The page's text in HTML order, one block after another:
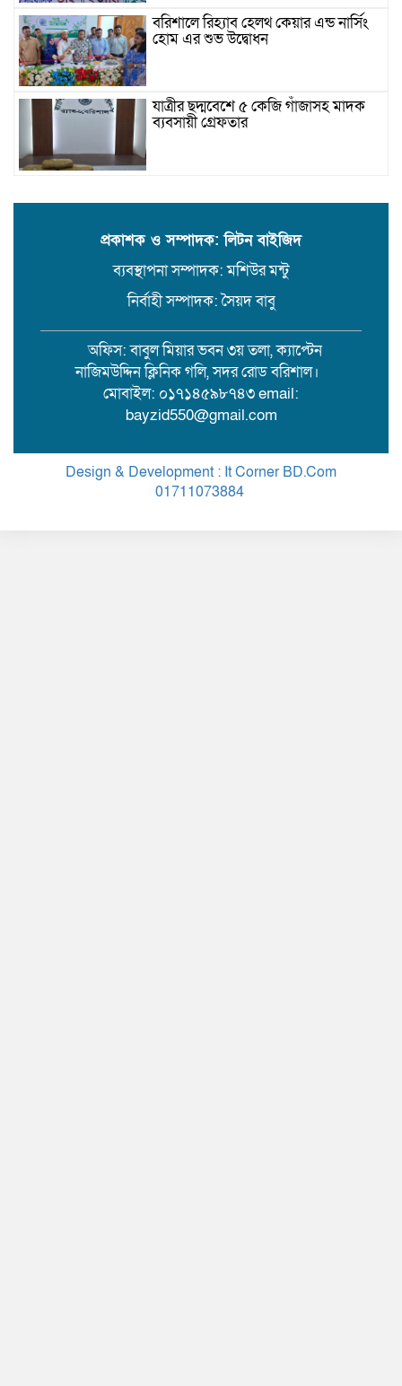
বরিশালে রিহ্যাব হেলথ কেয়ার এন্ড নার্সিং
হোম এর শুভ উদ্বোধন
যাত্রীর ছদ্মবেশে ৫ কেজি গাঁজাসহ মাদক
ব্যবসায়ী গ্রেফতার
সেবীর ১৪ বছরে কিশোরী কন্যাকে বিয়ে,
বরিশাল সংস্কৃতিকেন্দ্রের ৩৬ জুলাই
সেমিনার
পরিবর্তনের প্রতিশ্রুতি থেকে রাজনৈতিক
অস্থিরতা: কোথায় যাচ্ছে বাংলাদেশ?
ওপর হামলা, জেলা সাংবাদিক ইউনিয়নের
নিন্দা
প্রকাশক ও সম্পাদক: লিটন বাইজিদ
ব্যবস্থাপনা সম্পাদক: মশিউর মন্টু
নির্বাহী সম্পাদক: সৈয়দ বাবু
অফিস: বাবুল মিয়ার ভবন ৩য় তলা, ক্যাপ্টেন
নাজিমউদ্দিন ক্লিনিক গলি, সদর রোড বরিশাল।
মোবাইল: ০১৭১৪৫৯৮৭৪৩ email:
bayzid550@gmail.com
Design & Development : It Corner BD.Com
01711073884